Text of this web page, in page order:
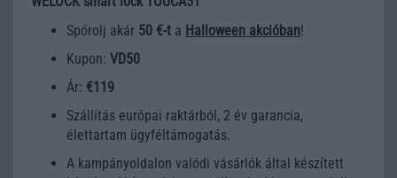
Spórolj akár 50 €-t a Halloween akcióban!
Kupon: VD50
Ár: €119
Szállítás európai raktárból, 2 év garancia,
élettartam ügyféltámogatás.
A kampányoldalon valódi vásárlók által készített